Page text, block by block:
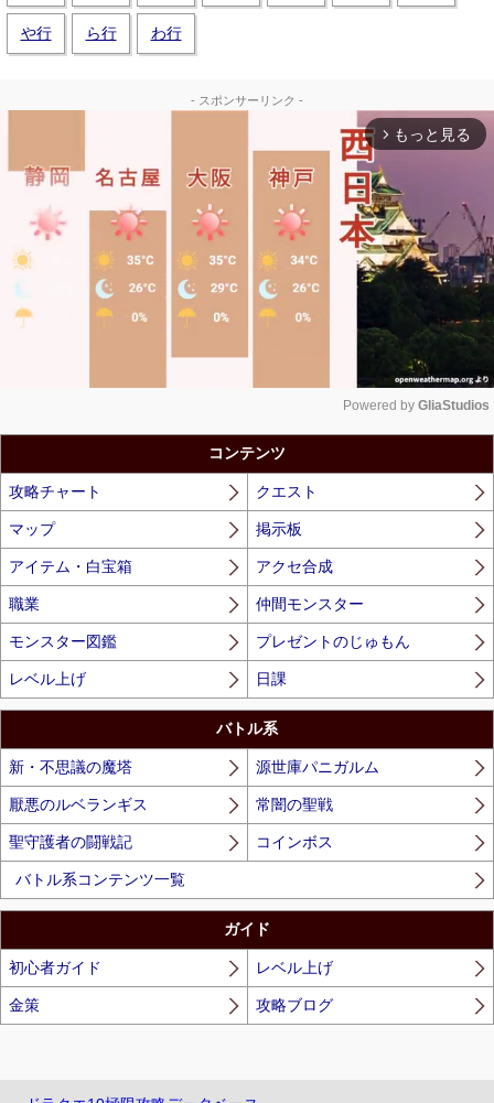
や行 ら行 わ行
- スポンサーリンク -
arrow_forward_ios もっと見る
Powered by GliaStudios
コンテンツ
攻略チャート クエスト
マップ 掲示板
アイテム・白宝箱 アクセ合成
職業 仲間モンスター
モンスター図鑑 プレゼントのじゅもん
レベル上げ 日課
バトル系
新・不思議の魔塔 源世庫パニガルム
厭悪のルベランギス 常闇の聖戦
聖守護者の闘戦記 コインボス
バトル系コンテンツ一覧
ガイド
初心者ガイド レベル上げ
金策 攻略ブログ